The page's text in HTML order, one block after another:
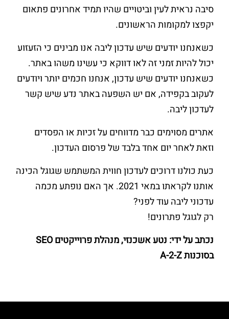
סיבה נראית לעין וביטויים שהיו תמיד אחרונים פתאום
יקפצו למקומות הראשונים.
כשאנחנו יודעים שיש עדכון ליבה אנו מבינים כי הזעזוע
יכול להיות זמני זה לאו דווקא כי עשינו משהו באתר.
כשאנחנו יודעים שיש עדכון, אנחנו חכמים יותר ויודעים
לעקוב בקפידה, אם יש השפעה באתר נדע שיש קשר
לעדכון ליבה.
אתרים מסוימים כבר מדווחים על זכיות או הפסדים
וזאת לאחר יום אחד בלבד של פרסום העדכון.
כעת כולנו דרוכים לעדכון חווית המשתמש שגוגל הכינה
אותנו לקראתו במאי 2021. אך האם נופתע מכמה
עדכוני ליבה עוד לפני?
רק לגוגל פתרונים!
נכתב על ידי: נטע אשכנזי, מנהלת פרוייקטים SEO
בסוכנות A-2-Z